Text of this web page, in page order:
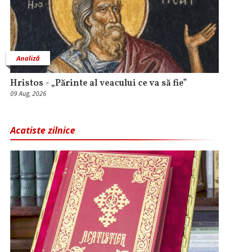
Analiză
Hristos - „Părinte al veacului ce va să fie”
09 Aug, 2026
Acatiste zilnice